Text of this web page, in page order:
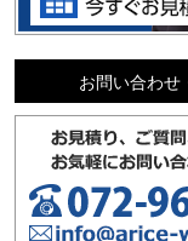
お問い合わせ